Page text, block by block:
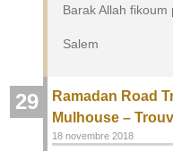
Barak Allah
Salem
29
Ramadan Road
Mulhouse –
18 novembre 2018